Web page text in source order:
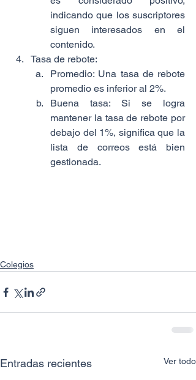
indicando que los suscriptores
siguen interesados en el
contenido.
Tasa de rebote:
Promedio: Una tasa de rebote
promedio es inferior al 2%.
Buena tasa: Si se logra
mantener la tasa de rebote por
debajo del 1%, significa que la
lista de correos está bien
gestionada.
Colegios
Entradas recientes Ver todo